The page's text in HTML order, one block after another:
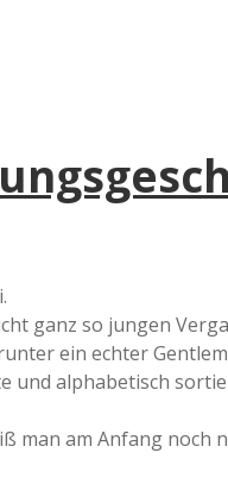
ganz so jungen
ein echter
und alphabetisch
man am Anfang noch